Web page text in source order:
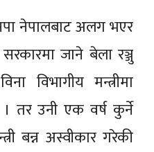
नेपालबाट अलग भएर
जाने बेला रञ्जु
विभागीय मन्त्रीमा
तर उनी एक वर्ष कुर्ने
बन्न अस्वीकार गरेकी